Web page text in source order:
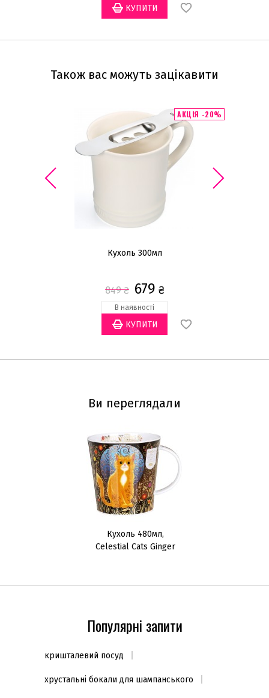
Також вас можуть зацікавити
АКЦІЯ -20%
Кухоль 300мл
849₴ 679 ₴
В наявності
Ви переглядали
Кухоль 480мл,
Celestial Cats Ginger
Популярні запити
кришталевий посуд
хрустальні бокали для шампанського